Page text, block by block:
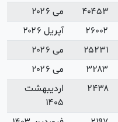
می ۲۰۲۶
آپریل ۲۰۲۶
می ۲۰۲۶
می ۲۰۲۶
اردیبهشت